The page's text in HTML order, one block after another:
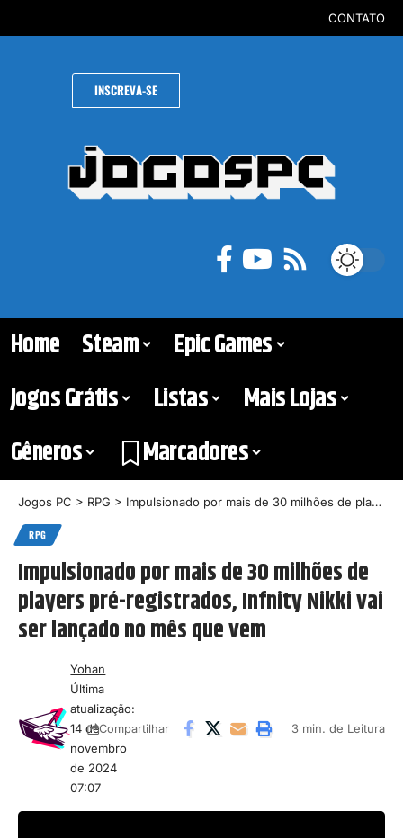
CONTATO
INSCREVA-SE
Home Steam
Epic Games
Jogos Grátis
Listas
Mais Lojas
Gêneros
Marcadores
Jogos PC > RPG > Impulsionado por mais de 30 milhões de players pré-registrados, Infnity Nikki vai ser lançado no mês que vem
RPG
Impulsionado por mais de 30 milhões de
players pré-registrados, Infnity Nikki vai
ser lançado no mês que vem
Última
atualização:
14 de
novembro
de 2024
07:07
Yohan
Compartilhar 3 min. de Leitura